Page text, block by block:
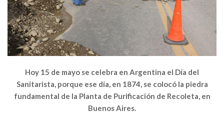
Hoy 15 de mayo se celebra en Argentina el Día del
Sanitarista, porque ese día, en 1874, se colocó la piedra
fundamental de la Planta de Purificación de Recoleta, en
Buenos Aires.